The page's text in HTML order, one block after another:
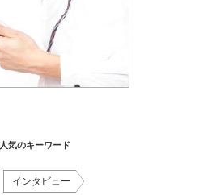
人気のキーワード
インタビュー